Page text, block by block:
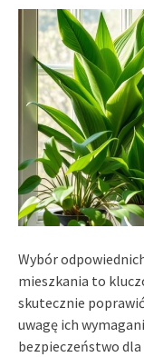
Wybór
mieszkania to
skutecznie
uwagę ich
bezpieczeństwo